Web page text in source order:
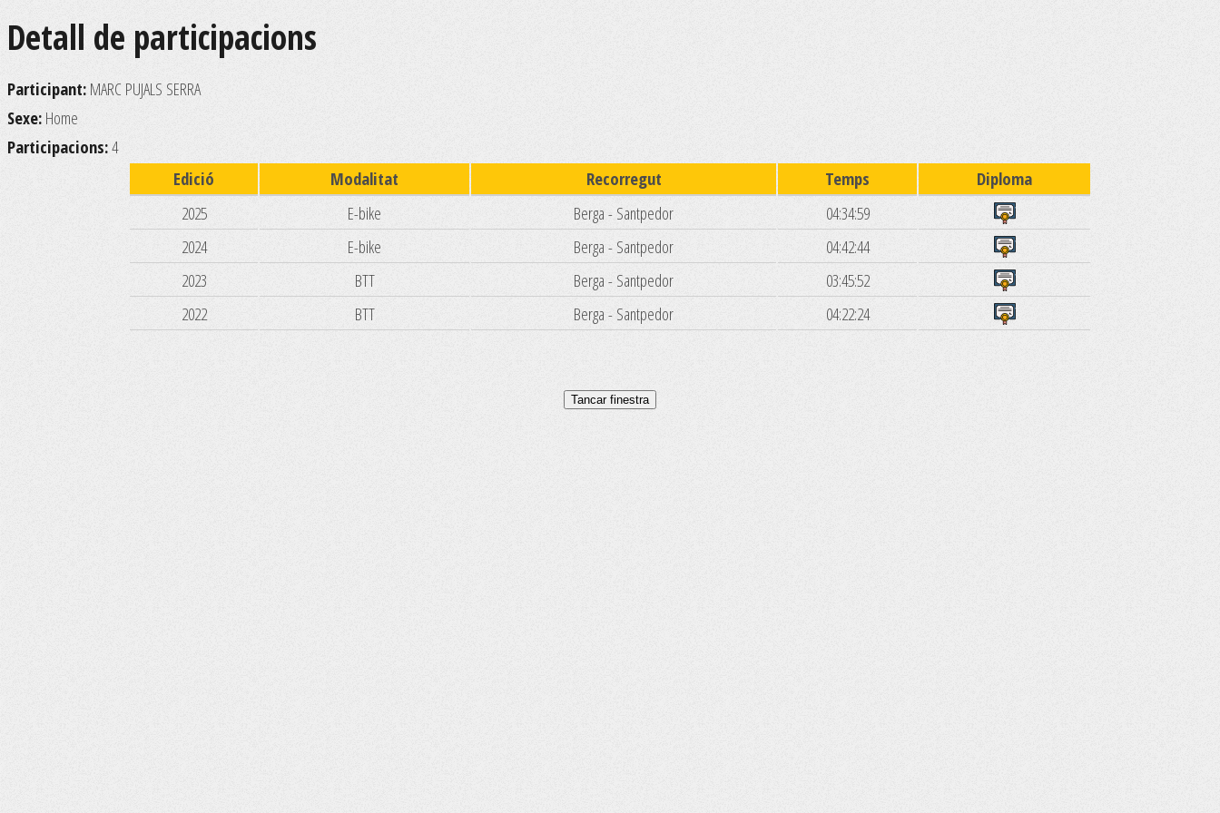
Detall de participacions
Participant: MARC PUJALS SERRA
Sexe: Home
Participacions:4
Edició
Modalitat Recorregut Temps
Diploma
2025
E-bike Berga - Santpedor
04:34:59
2024
E-bike Berga - Santpedor
04:42:44
2023
BTT Berga - Santpedor
03:45:52
2022
BTT Berga - Santpedor 04:22:24